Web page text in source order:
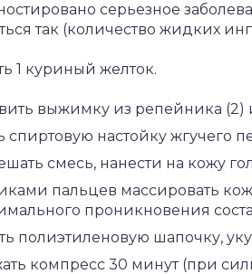
серьезное
так (количество жидких
1 куриный желток.
выжимку из репейника (2)
спиртовую настойку жгучего
смесь, нанести на кожу
пальцев массировать
проникновения
полиэтиленовую шапочку,
компресс 30 минут (при